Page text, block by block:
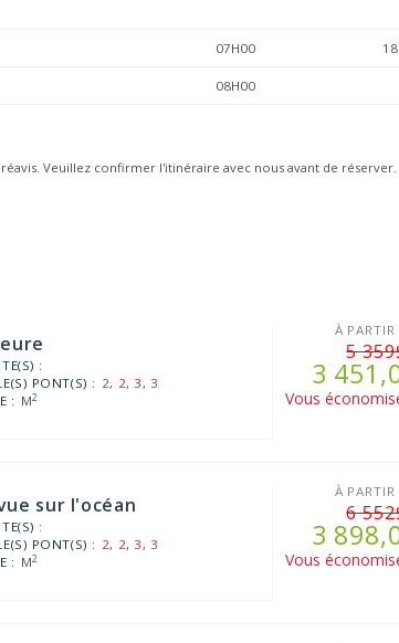
07H00
08H00
Veuillez confirmer l'itinéraire avec nous avant de réserver.
:
PONT(S) : 2, 2,3, 3
: M2
À PARTIR
5
3
Vous
sur l'océan
:
PONT(S) : 2, 2,3, 3
: M2
À PARTIR
6
3
Vous